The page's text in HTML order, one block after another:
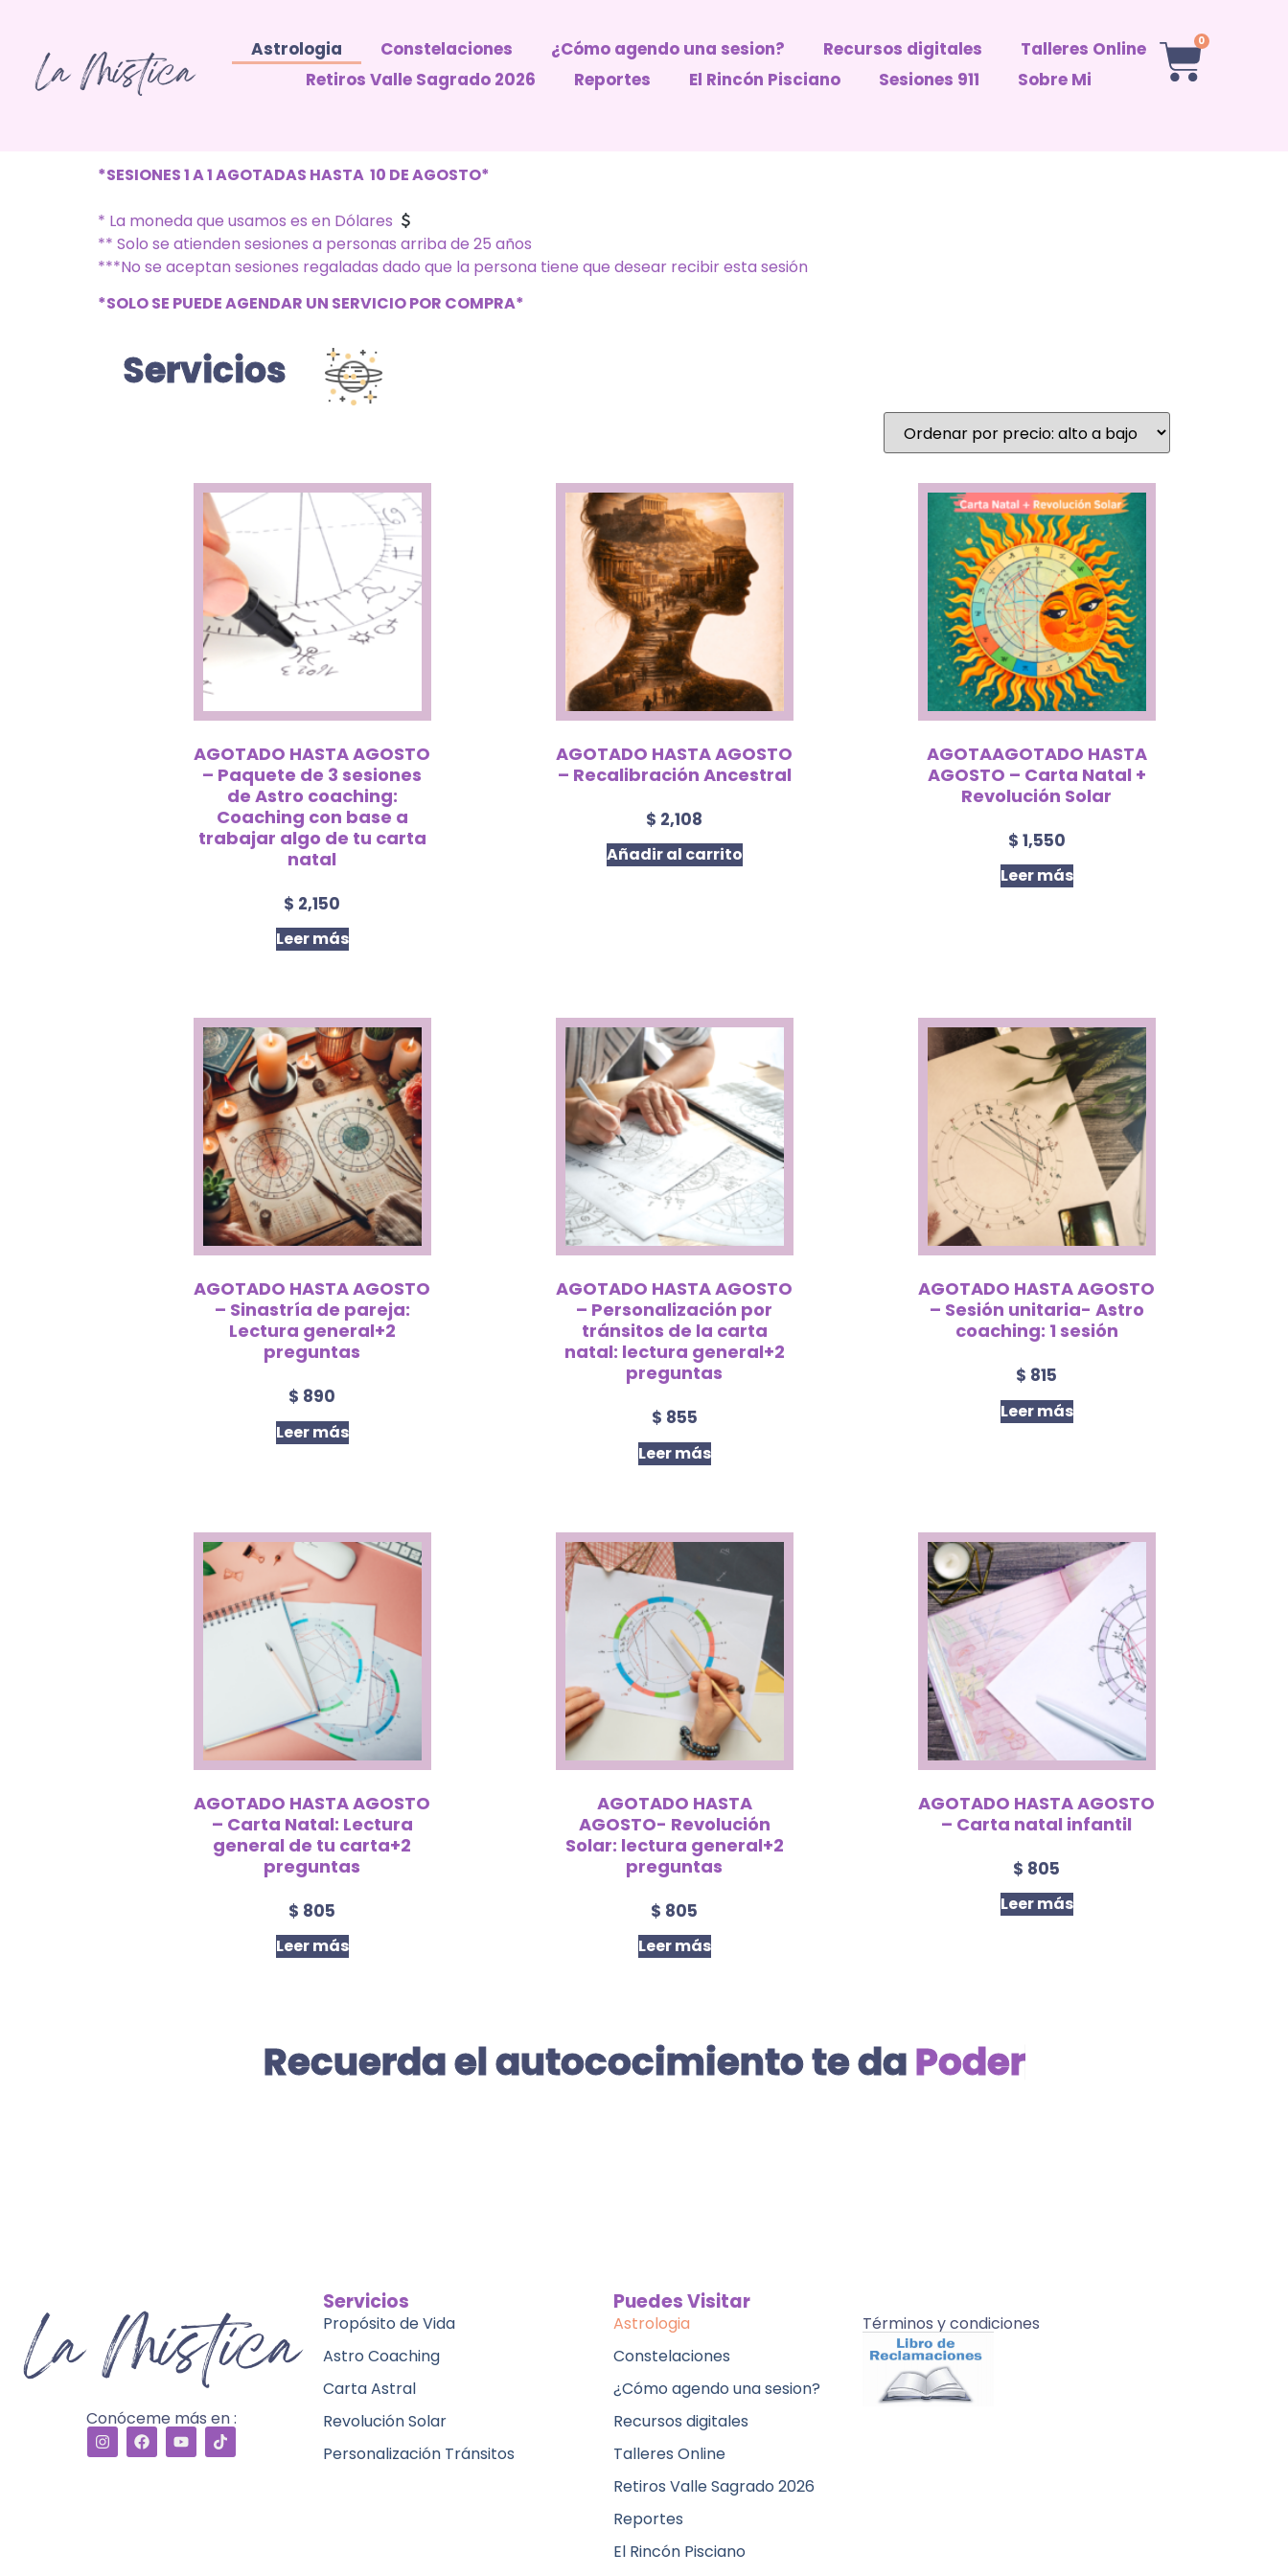
Astrologia Constelaciones ¿Cómo agendo una sesion? Recursos digitales
Talleres Online
Retiros Valle Sagrado 2026
Reportes El Rincón Pisciano Sesiones 911 Sobre Mi
0
*SESIONES 1 A 1 AGOTADAS HASTA 10 DE AGOSTO*
* La moneda que usamos es en Dólares
** Solo se atienden sesiones a personas arriba de 25 años
***No se aceptan sesiones regaladas dado que la persona tiene que desear recibir esta sesión
*SOLO SE PUEDE AGENDAR UN SERVICIO POR COMPRA*
Servicios
AGOTADO HASTA AGOSTO
– Paquete de 3 sesiones
de Astro coaching:
Coaching con base a
trabajar algo de tu carta
natal
$ 2,150
Leer más
AGOTADO HASTA AGOSTO
– Recalibración Ancestral
$ 2,108
Añadir al carrito
AGOTAAGOTADO HASTA
AGOSTO – Carta Natal +
Revolución Solar
$ 1,550
Leer más
AGOTADO HASTA AGOSTO
– Sinastría de pareja:
Lectura general+2
preguntas
$ 890
Leer más
AGOTADO HASTA AGOSTO
– Personalización por
tránsitos de la carta
natal: lectura general+2
preguntas
$ 855
Leer más
AGOTADO HASTA AGOSTO
– Sesión unitaria- Astro
coaching: 1 sesión
$ 815
Leer más
AGOTADO HASTA AGOSTO
– Carta Natal: Lectura
general de tu carta+2
preguntas
$ 805
Leer más
AGOTADO HASTA
AGOSTO- Revolución
Solar: lectura general+2
preguntas
$ 805
Leer más
AGOTADO HASTA AGOSTO
– Carta natal infantil
$ 805
Leer más
Recuerda el autococimiento te daPoder
Conóceme más en :
Servicios
Propósito de Vida
Astro Coaching
Carta Astral
Revolución Solar
Personalización Tránsitos
Puedes Visitar
Astrologia
Constelaciones
¿Cómo agendo una sesion?
Recursos digitales
Talleres Online
Retiros Valle Sagrado 2026
Reportes
El Rincón Pisciano
Términos y condiciones